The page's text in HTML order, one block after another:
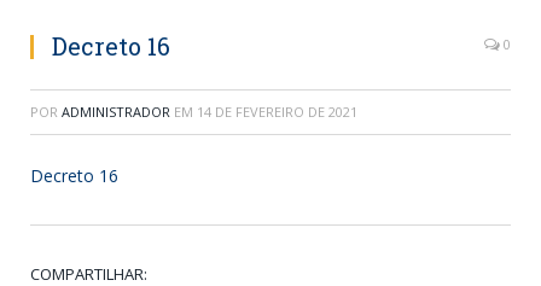
Decreto 16 0
POR ADMINISTRADOR EM 14 DE FEVEREIRO DE 2021
Decreto 16
COMPARTILHAR: